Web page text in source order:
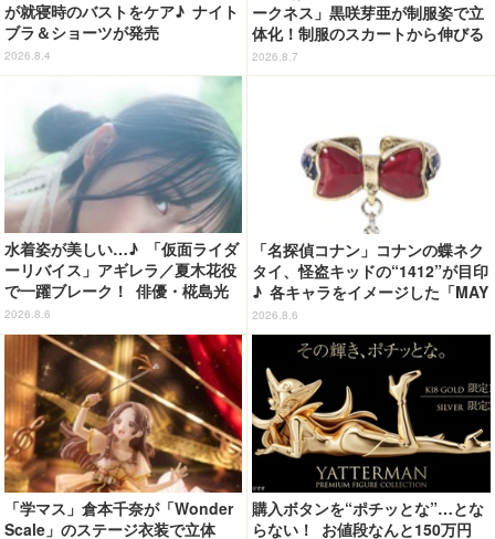
が就寝時のバストをケア♪ ナイト
ブラ＆ショーツが発売
2026.8.4
ークネス」黒咲芽亜が制服姿で立
体化！制服のスカートから伸びる
下半身のプロポーションの再現が
アツい！
2026.8.7
水着姿が美しい…♪ 「仮面ライダ
ーリバイス」アギレラ／夏木花役
で一躍ブレーク！ 俳優・椛島光
の2nd写真集が予約開始
2026.8.6
「名探偵コナン」コナンの蝶ネク
タイ、怪盗キッドの“1412”が目印
♪ 各キャラをイメージした「MAY
LA」リングセットがセール中
2026.8.6
「学マス」倉本千奈が「Wonder
Scale」のステージ衣装で立体
購入ボタンを“ポチッとな”…とな
らない！ お値段なんと150万円